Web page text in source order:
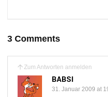
3 Comments
Zum Antworten anmelden
BABSI
31. Januar 2009 at